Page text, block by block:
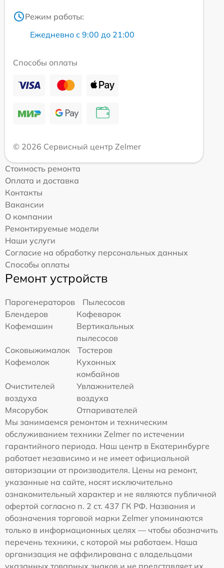
Режим работы:
Ежедневно с 9:00 до 21:00
Способы оплаты
© 2026 Сервисный центр Zelmer
Стоимость ремонта
Оплата и доставка
Контакты
Вакансии
О компании
Ремонтируемые модели
Наши услуги
Согласие на обработку персональных данных
Способы оплаты
Ремонт устройств
Парогенераторов
Пылесосов
Блендеров
Кофеварок
Кофемашин
Вертикальных
пылесосов
Соковыжималок
Тостеров
Кофемолок
Кухонных
комбайнов
Очистителей
воздуха
Увлажнителей
воздуха
Мясорубок
Отпаривателей
Мы занимаемся ремонтом и техническим
обслуживанием техники Zelmer по истечении
гарантийного периода. Наш центр в Екатеринбурге
работает независимо и не имеет официальной
авторизации от производителя. Цены на ремонт,
указанные на сайте, носят исключительно
ознакомительный характер и не являются публичной
офертой согласно п. 2 ст. 437 ГК РФ. Названия и
обозначения торговой марки Zelmer упоминаются
только в информационных целях — чтобы обозначить
перечень техники, с которой мы работаем. Наша
организация не аффилирована с владельцами